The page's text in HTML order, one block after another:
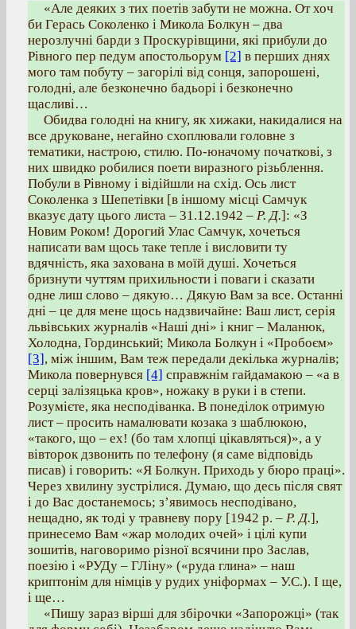
«Але деяких з тих поетів забути не можна. От хоч
би Герась Соколенко і Микола Болкун – два
нерозлучні барди з Проскурівщини, які прибули до
Рівного пер педум апостольорум [2] в перших днях
мого там побуту – загорілі від сонця, запорошені,
голодні, але безконечно бадьорі і безконечно
щасливі…
Обидва голодні на книгу, як хижаки, накидалися на
все друковане, негайно схоплювали головне з
тематики, настрою, стилю. По-юначому початкові, з
них швидко робилися поети виразного різьблення.
Побули в Рівному і відійшли на схід. Ось лист
Соколенка з Шепетівки [в іншому місці Самчук
вказує дату цього листа – 31.12.1942 – Р. Д.]: «З
Новим Роком! Дорогий Улас Самчук, хочеться
написати вам щось таке тепле і висловити ту
вдячність, яка захована в моїй душі. Хочеться
бризнути чуттям прихильности і поваги і сказати
одне лиш слово – дякую… Дякую Вам за все. Останні
дні – це для мене щось надзвичайне: Ваш лист, серія
львівських журналів «Наші дні» і книг – Маланюк,
Холодна, Гординський; Микола Болкун і «Пробоєм»
[3], між іншим, Вам теж передали декілька журналів;
Микола повернувся [4] справжнім гайдамакою – «а в
серці залізяцька кров», ножаку в руки і в степи.
Розумієте, яка несподіванка. В понеділок отримую
лист – просить намалювати козака з шаблюкою,
«такого, що – ех! (бо там хлопці цікавляться)», а у
вівторок дзвонить по телефону (я саме відповідь
писав) і говорить: «Я Болкун. Приходь у бюро праці».
Через хвилину зустрілися. Думаю, що десь після свят
і до Вас достанемось; з’явимось несподівано,
нещадно, як тоді у травневу пору [1942 р. – Р. Д.],
принесемо Вам «жар молодих очей» і цілі купи
зошитів, наговоримо різної всячини про Заслав,
поезію і «РУДу – ГЛіну» («руда глина» – наш
криптонім для німців у рудих уніформах – У.С.). І ще,
і ще…
«Пишу зараз вірші для збірочки «Запорожці» (так